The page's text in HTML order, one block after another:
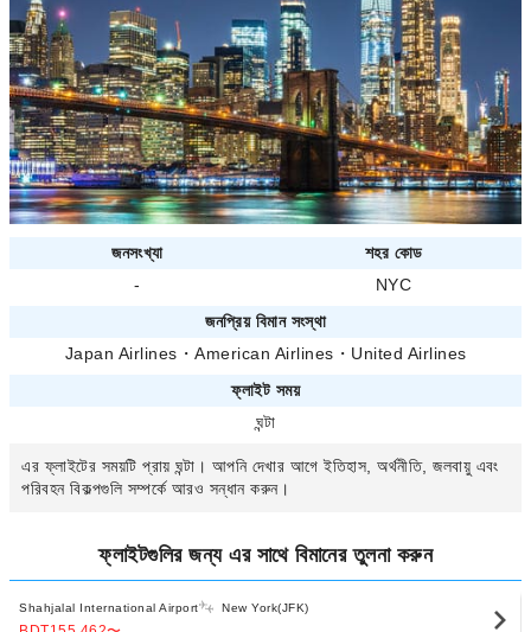
জনসংখ্যা
শহর কোড
-
NYC
জনপ্রিয় বিমান সংস্থা
Japan Airlines ・ American Airlines ・ United Airlines
ফ্লাইট সময়
ঘন্টা
এর ফ্লাইটের সময়টি প্রায় ঘন্টা। আপনি দেখার আগে ইতিহাস, অর্থনীতি, জলবায়ু এবং
পরিবহন বিকল্পগুলি সম্পর্কে আরও সন্ধান করুন।
ফ্লাইটগুলির জন্য এর সাথে বিমানের তুলনা করুন
Shahjalal International Airport New York(JFK)